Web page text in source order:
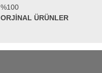
%100
ORJİNAL ÜRÜNLER